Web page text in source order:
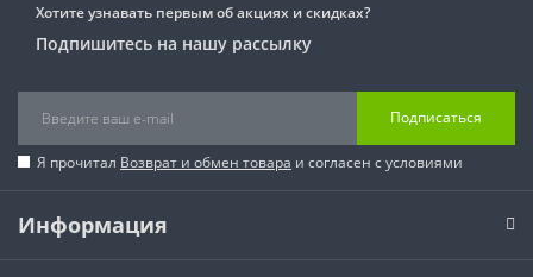
Хотите узнавать первым об акциях и скидках?
Подпишитесь на нашу рассылку
Подписаться
Я прочитал Возврат и обмен товара и согласен с условиями
Информация